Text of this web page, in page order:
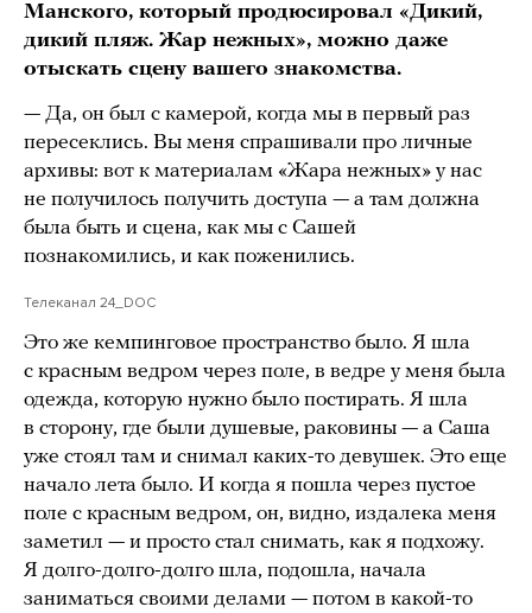
Манского, который продюсировал «Дикий,
дикий пляж. Жар нежных», можно даже
отыскать сцену вашего знакомства.
— Да, он был с камерой, когда мы в первый раз
пересеклись. Вы меня спрашивали про личные
архивы: вот к материалам «Жара нежных» у нас
не получилось получить доступа — а там должна
была быть и сцена, как мы с Сашей
познакомились, и как поженились.
Телеканал 24_DOC
Это же кемпинговое пространство было. Я шла
с красным ведром через поле, в ведре у меня была
одежда, которую нужно было постирать. Я шла
в сторону, где были душевые, раковины — а Саша
уже стоял там и снимал каких-то девушек. Это еще
начало лета было. И когда я пошла через пустое
поле с красным ведром, он, видно, издалека меня
заметил — и просто стал снимать, как я подхожу.
Я долго-долго-долго шла, подошла, начала
заниматься своими делами — потом в какой-то